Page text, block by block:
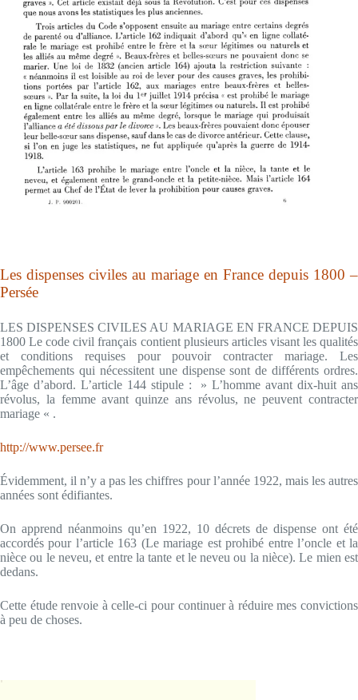
Les dispenses civiles au mariage en France depuis 1800 –
Persée
LES DISPENSES CIVILES AU MARIAGE EN FRANCE DEPUIS
1800 Le code civil français contient plusieurs articles visant les qualités
et conditions requises pour pouvoir contracter mariage. Les
empêchements qui nécessitent une dispense sont de différents ordres.
L’âge d’abord. L’article 144 stipule : » L’homme avant dix-huit ans
révolus, la femme avant quinze ans révolus, ne peuvent contracter
mariage « .
http://www.persee.fr
Évidemment, il n’y a pas les chiffres pour l’année 1922, mais les autres
années sont édifiantes.
On apprend néanmoins qu’en 1922, 10 décrets de dispense ont été
accordés pour l’article 163 (Le mariage est prohibé entre l’oncle et la
nièce ou le neveu, et entre la tante et le neveu ou la nièce). Le mien est
dedans.
Cette étude renvoie à celle-ci pour continuer à réduire mes convictions
à peu de choses.